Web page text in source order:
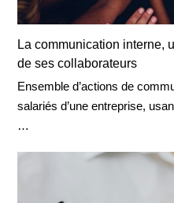
La communication interne,
de ses collaborateurs
Ensemble d’actions de
salariés d’une entreprise,
…